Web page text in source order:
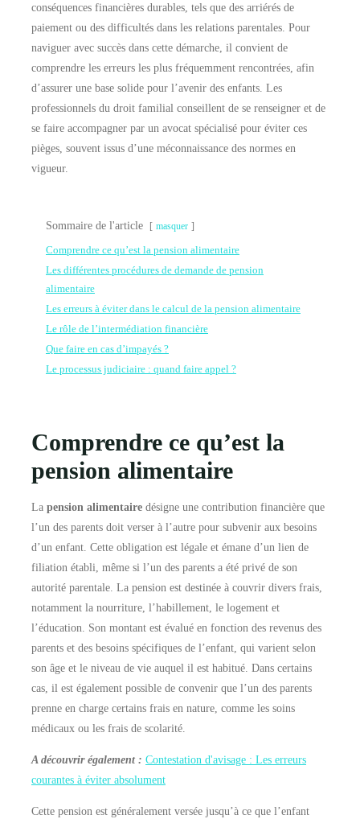
conséquences financières durables, tels que des arriérés de
paiement ou des difficultés dans les relations parentales. Pour
naviguer avec succès dans cette démarche, il convient de
comprendre les erreurs les plus fréquemment rencontrées, afin
d’assurer une base solide pour l’avenir des enfants. Les
professionnels du droit familial conseillent de se renseigner et de
se faire accompagner par un avocat spécialisé pour éviter ces
pièges, souvent issus d’une méconnaissance des normes en
vigueur.
Sommaire de l'article masquer
Comprendre ce qu’est la pension alimentaire
Les différentes procédures de demande de pension
alimentaire
Les erreurs à éviter dans le calcul de la pension alimentaire
Le rôle de l’intermédiation financière
Que faire en cas d’impayés ?
Le processus judiciaire : quand faire appel ?
Comprendre ce qu’est la
pension alimentaire
La pension alimentairedésigne une contribution financière que
l’un des parents doit verser à l’autre pour subvenir aux besoins
d’un enfant. Cette obligation est légale et émane d’un lien de
filiation établi, même si l’un des parents a été privé de son
autorité parentale. La pension est destinée à couvrir divers frais,
notamment la nourriture, l’habillement, le logement et
l’éducation. Son montant est évalué en fonction des revenus des
parents et des besoins spécifiques de l’enfant, qui varient selon
son âge et le niveau de vie auquel il est habitué. Dans certains
cas, il est également possible de convenir que l’un des parents
prenne en charge certains frais en nature, comme les soins
médicaux ou les frais de scolarité.
A découvrir également : Contestation d'avisage : Les erreurs
courantes à éviter absolument
Cette pension est généralement versée jusqu’à ce que l’enfant